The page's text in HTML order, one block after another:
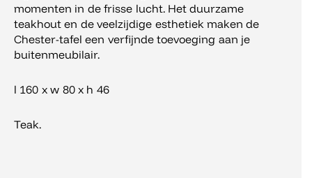
momenten in de frisse lucht. Het duurzame
teakhout en de veelzijdige esthetiek maken de
Chester-tafel een verfijnde toevoeging aan je
buitenmeubilair.
l 160 x w 80 x h 46
Teak.